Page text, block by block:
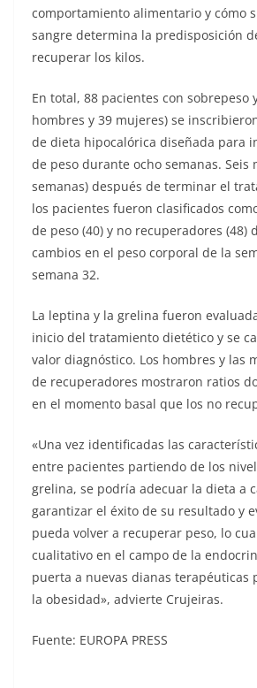
comportamiento alimentario y cómo
sangre determina la predisposición
recuperar los kilos.
En total, 88 pacientes con sobrepeso
hombres y 39 mujeres) se
de dieta hipocalórica diseñada para
de peso durante ocho semanas. Seis
semanas) después de terminar el
los pacientes fueron clasificados
de peso (40) y no recuperadores (48)
cambios en el peso corporal de la
semana 32.
La leptina y la grelina fueron
inicio del tratamiento dietético y se
valor diagnóstico. Los hombres y las
de recuperadores mostraron ratios
en el momento basal que los no
«Una vez identificadas las
entre pacientes partiendo de los
grelina, se podría adecuar la dieta a
garantizar el éxito de su resultado y
pueda volver a recuperar peso, lo
cualitativo en el campo de la
puerta a nuevas dianas terapéuticas
la obesidad», advierte Crujeiras.
Fuente: EUROPA PRESS